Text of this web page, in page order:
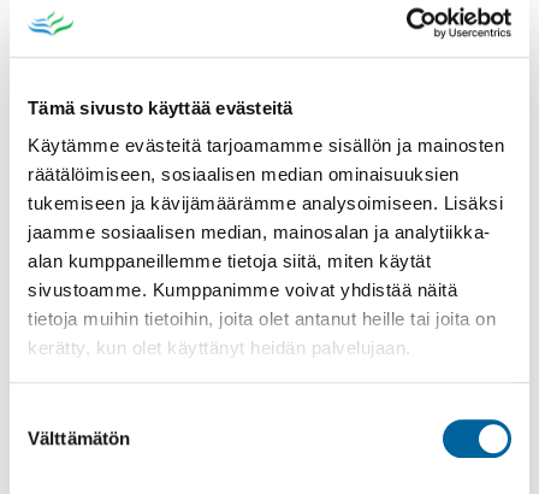
Tämä sivusto käyttää evästeitä
Käytämme evästeitä tarjoamamme sisällön ja mainosten
räätälöimiseen, sosiaalisen median ominaisuuksien
tukemiseen ja kävijämäärämme analysoimiseen. Lisäksi
jaamme sosiaalisen median, mainosalan ja analytiikka-
alan kumppaneillemme tietoja siitä, miten käytät
sivustoamme. Kumppanimme voivat yhdistää näitä
tietoja muihin tietoihin, joita olet antanut heille tai joita on
kerätty, kun olet käyttänyt heidän palvelujaan.
valinta
Välttämätön
Poistomyynti kirjaston aukioloaikana